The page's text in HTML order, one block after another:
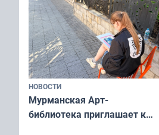
НОВОСТИ
Мурманская Арт-
библиотека приглашает к